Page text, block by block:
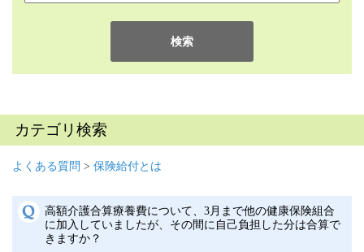
検索
カテゴリ検索
よくある質問 > 保険給付とは
高額介護合算療養費について、3月まで他の健康保険組合
に加入していましたが、その間に自己負担した分は合算で
きますか？